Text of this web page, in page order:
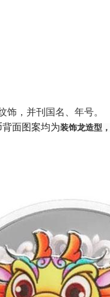
饰，并刊国名、年号。
面图案均为装饰龙造型